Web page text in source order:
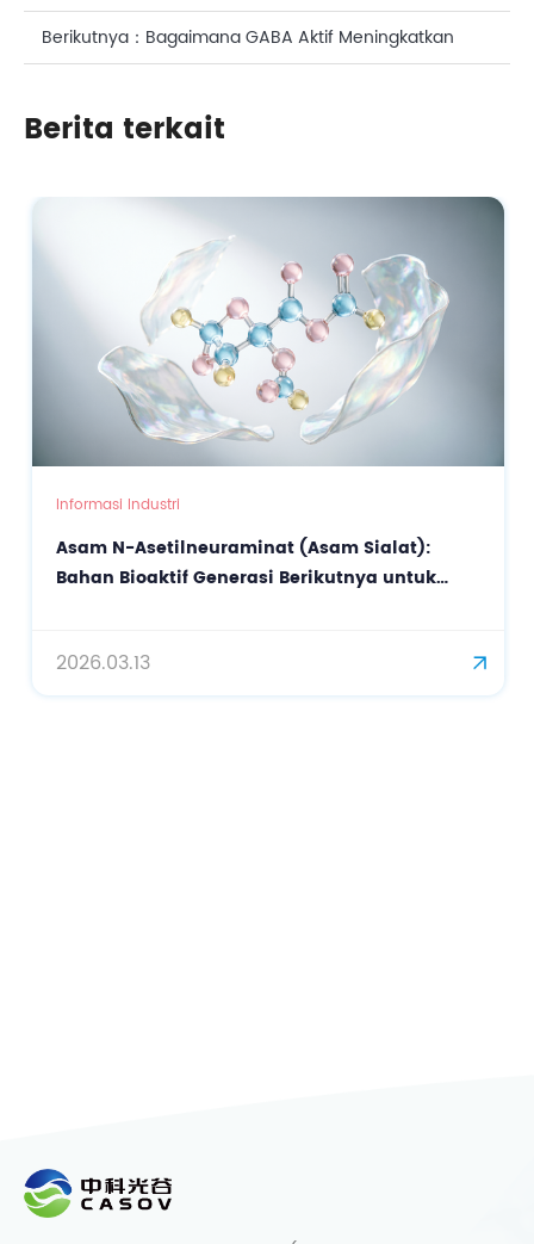
Strategi Formulasi
Berikutnya： Bagaimana GABA Aktif Meningkatkan
Berita terkait
Informasi Industri
Asam N-Asetilneuraminat (Asam Sialat):
Bahan Bioaktif Generasi Berikutnya untuk
2026.03.13